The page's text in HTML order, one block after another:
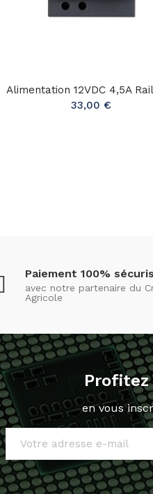
Alimentation 12VDC 4,5A
33,00 €
Paiement 100%
avec notre partenaire du
Agricole
en vous